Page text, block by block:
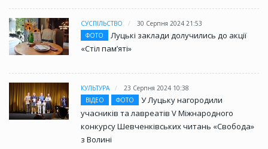
СУСПІЛЬСТВО
30 Серпня 2024 21:53
ФОТО
Луцькі заклади долучились до акції
«Стіл памʼяті»
КУЛЬТУРА
23 Серпня 2024 10:38
ВІДЕО
ФОТО
У Луцьку нагородили
учасників та лавреатів V Міжнародного
конкурсу Шевченківських читань «Свобода»
з Волині